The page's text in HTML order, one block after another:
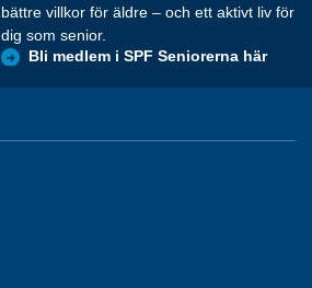
bättre villkor för äldre – och ett aktivt liv för
dig som senior.
Bli medlem i SPF Seniorerna här